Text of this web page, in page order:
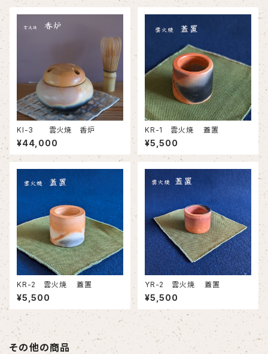
KI-3 雲火焼 香炉
¥44,000
KR-1 雲火焼 蓋置
¥5,500
KR-2 雲火焼 蓋置
¥5,500
YR-2 雲火焼 蓋置
¥5,500
その他の商品